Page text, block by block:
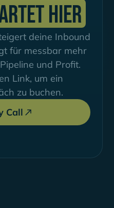
hier
deine Inbound
für messbar mehr
und Profit.
Link, um ein
zu buchen.
Call